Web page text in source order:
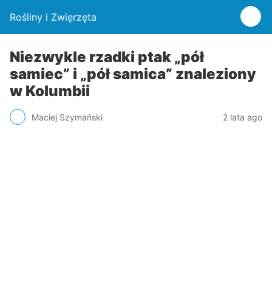
Rośliny i Zwięrzęta
Niezwykle rzadki ptak „pół
samiec” i „pół samica” znaleziony
w Kolumbii
Maciej Szymański 2 lata ago